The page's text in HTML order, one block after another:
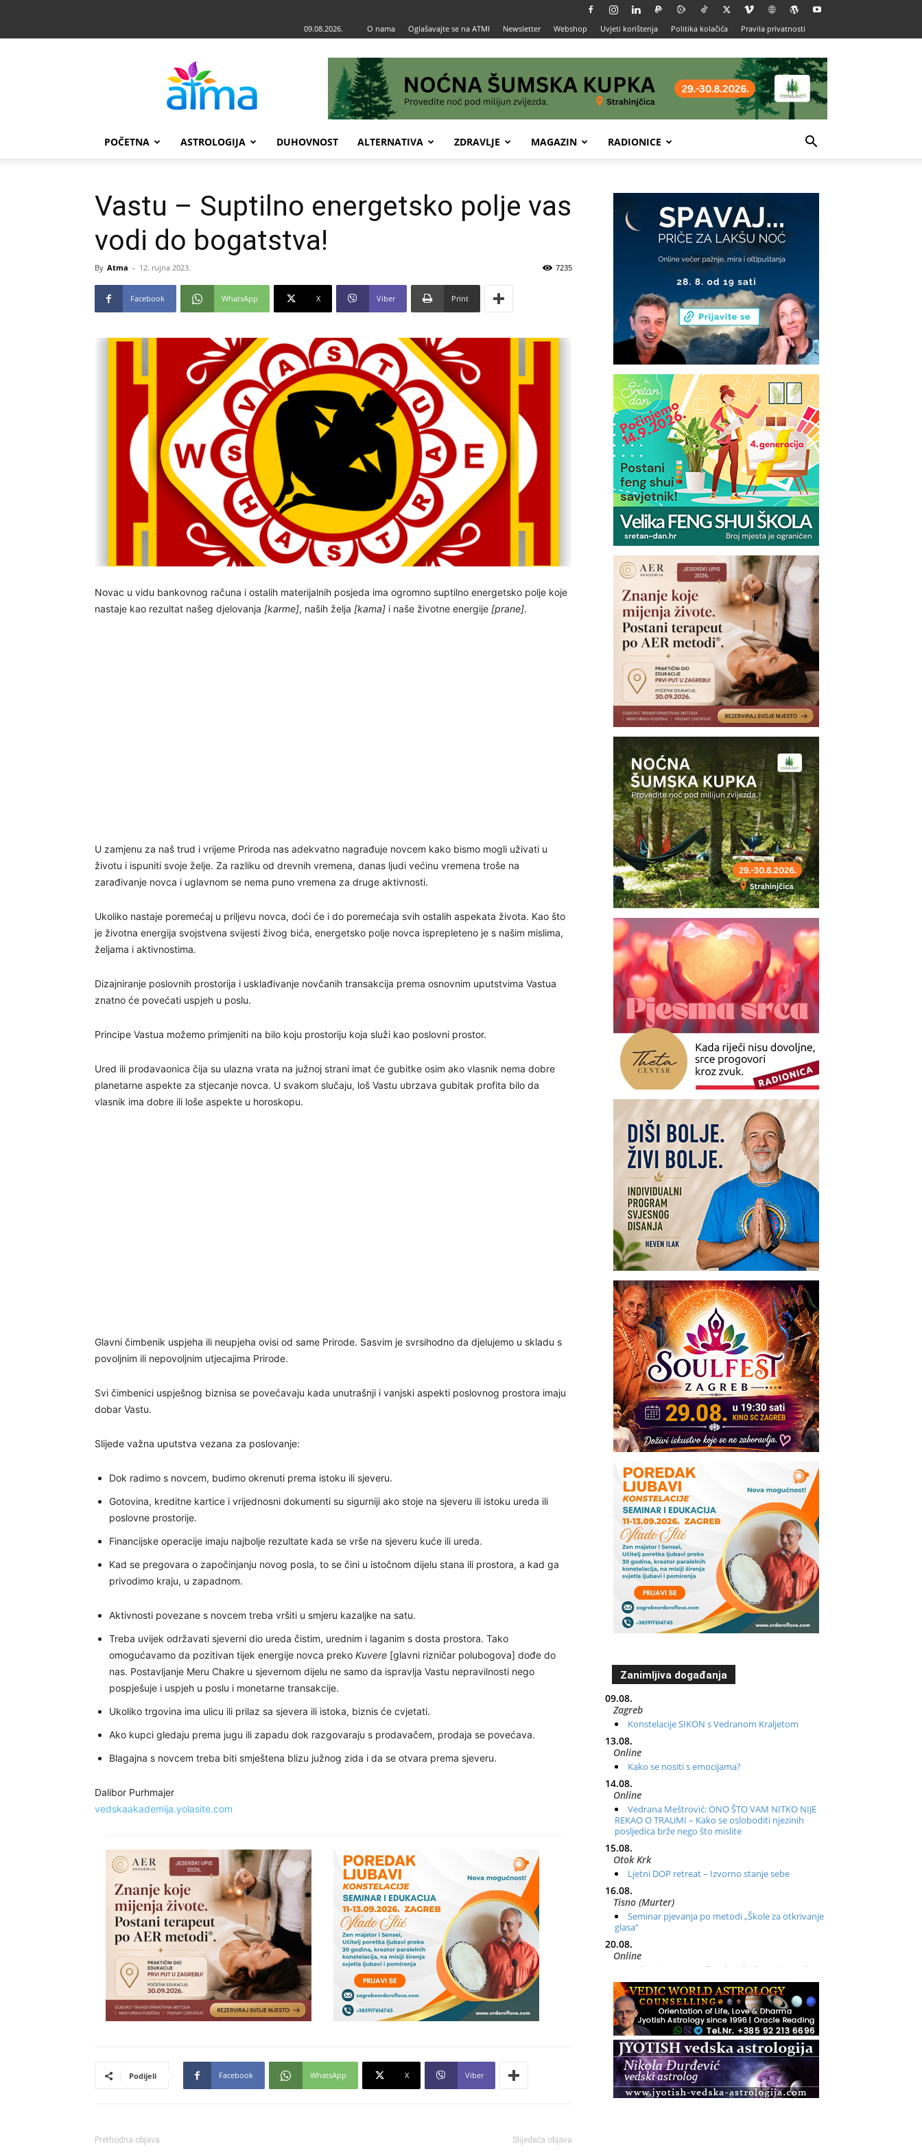
09.08.2026. O nama Oglašavajte se na ATMI Newsletter Webshop Uvjeti korištenja Politika kolačića Pravila privatnosti
POČETNA ASTROLOGIJA DUHOVNOST ALTERNATIVA ZDRAVLJE MAGAZIN RADIONICE
Vastu – Suptilno energetsko polje vas
vodi do bogatstva!
By Atma - 12. rujna 2023. 7235
Facebook WhatsApp X Viber Print
Novac u vidu bankovnog računa i ostalih materijalnih posjeda ima ogromno suptilno energetsko polje koje
nastaje kao rezultat našeg djelovanja [karme], naših želja [kama] i naše životne energije [prane].
U zamjenu za naš trud i vrijeme Priroda nas adekvatno nagrađuje novcem kako bismo mogli uživati u
životu i ispuniti svoje želje. Za razliku od drevnih vremena, danas ljudi većinu vremena troše na
zarađivanje novca i uglavnom se nema puno vremena za druge aktivnosti.
Ukoliko nastaje poremećaj u priljevu novca, doći će i do poremećaja svih ostalih aspekata života. Kao što
je životna energija svojstvena svijesti živog bića, energetsko polje novca isprepleteno je s našim mislima,
željama i aktivnostima.
Dizajniranje poslovnih prostorija i usklađivanje novčanih transakcija prema osnovnim uputstvima Vastua
znatno će povećati uspjeh u poslu.
Principe Vastua možemo primjeniti na bilo koju prostoriju koja služi kao poslovni prostor.
Ured ili prodavaonica čija su ulazna vrata na južnoj strani imat će gubitke osim ako vlasnik nema dobre
planetarne aspekte za stjecanje novca. U svakom slučaju, loš Vastu ubrzava gubitak profita bilo da
vlasnik ima dobre ili loše aspekte u horoskopu.
Glavni čimbenik uspjeha ili neupjeha ovisi od same Prirode. Sasvim je svrsihodno da djelujemo u skladu s
povoljnim ili nepovoljnim utjecajima Prirode.
Svi čimbenici uspješnog biznisa se povećavaju kada unutrašnji i vanjski aspekti poslovnog prostora imaju
dobar Vastu.
Slijede važna uputstva vezana za poslovanje:
Dok radimo s novcem, budimo okrenuti prema istoku ili sjeveru.
Gotovina, kreditne kartice i vrijednosni dokumenti su sigurniji ako stoje na sjeveru ili istoku ureda ili
poslovne prostorije.
Financijske operacije imaju najbolje rezultate kada se vrše na sjeveru kuće ili ureda.
Kad se pregovara o započinjanju novog posla, to se čini u istočnom dijelu stana ili prostora, a kad ga
privodimo kraju, u zapadnom.
Aktivnosti povezane s novcem treba vršiti u smjeru kazaljke na satu.
Treba uvijek održavati sjeverni dio ureda čistim, urednim i laganim s dosta prostora. Tako
omogućavamo da pozitivan tijek energije novca preko Kuvere [glavni rizničar polubogova] dođe do
nas. Postavljanje Meru Chakre u sjevernom dijelu ne samo da ispravlja Vastu nepravilnosti nego
pospješuje i uspjeh u poslu i monetarne transakcije.
Ukoliko trgovina ima ulicu ili prilaz sa sjevera ili istoka, biznis će cvjetati.
Ako kupci gledaju prema jugu ili zapadu dok razgovaraju s prodavačem, prodaja se povećava.
Blagajna s novcem treba biti smještena blizu južnog zida i da se otvara prema sjeveru.
Dalibor Purhmajer
vedskaakademija.yolasite.com
Podijeli Facebook WhatsApp X Viber
Prethodna objava Slijedeća objava
Zanimljiva događanja
09.08.
Zagreb
Konstelacije SIKON s Vedranom Kraljetom
13.08.
Online
Kako se nositi s emocijama?
14.08.
Online
Vedrana Meštrović: ONO ŠTO VAM NITKO NIJE
REKAO O TRAUMI – Kako se osloboditi njezinih
posljedica brže nego što mislite
15.08.
Otok Krk
Ljetni DOP retreat – Izvorno stanje sebe
16.08.
Tisno (Murter)
Seminar pjevanja po metodi „Škole za otkrivanje
glasa“
20.08.
Online
Radionica: Pomagači iz drugih dimenzija Online –
otvoreno za sve
21.08.
Zagreb+Online
Osnovni ThetaHealing® tečaj, Zagreb i Online
22.08.
Zagreb
Osnovna radionica za izscjeljivanje pranom (Basic
Pranic Healing course)
Pula